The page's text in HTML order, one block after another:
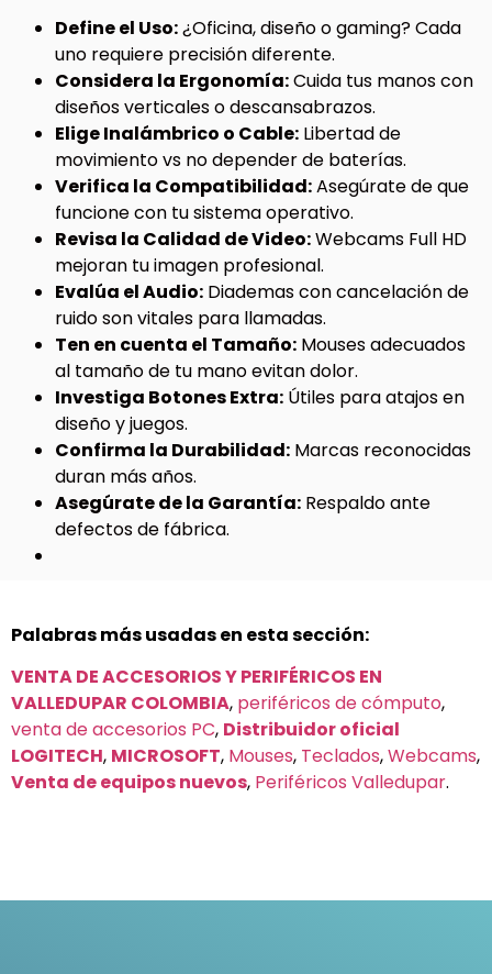
Define el Uso:¿Oficina, diseño o gaming? Cada
uno requiere precisión diferente.
Considera la Ergonomía:Cuida tus manos con
diseños verticales o descansabrazos.
Elige Inalámbrico o Cable: Libertad de
movimiento vs no depender de baterías.
Verifica la Compatibilidad:Asegúrate de que
funcione con tu sistema operativo.
Revisa la Calidad de Video:Webcams Full HD
mejoran tu imagen profesional.
Evalúa el Audio: Diademas con cancelación de
ruido son vitales para llamadas.
Ten en cuenta el Tamaño: Mouses adecuados
al tamaño de tu mano evitan dolor.
Investiga Botones Extra: Útiles para atajos en
diseño y juegos.
Confirma la Durabilidad: Marcas reconocidas
duran más años.
Asegúrate de la Garantía: Respaldo ante
defectos de fábrica.
Palabras más usadas en esta sección:
VENTA DE ACCESORIOS Y PERIFÉRICOS EN
VALLEDUPAR COLOMBIA, periféricos de cómputo,
venta de accesorios PC, Distribuidor oficial
LOGITECH, MICROSOFT, Mouses, Teclados,Webcams,
Venta de equipos nuevos, Periféricos Valledupar.